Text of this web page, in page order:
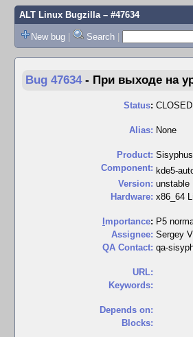
ALT Linux Bugzilla– #47634
New bug | Search |
Bug 47634 - При выходе на
Status:
Alias: None
Product: Sisyphus
Component: kde5-
Version: unstable
Hardware: x86_64
mportance: P5
Assignee: Sergey
QA Contact: qa-
URL:
Keywords:
Depends on:
Blocks: